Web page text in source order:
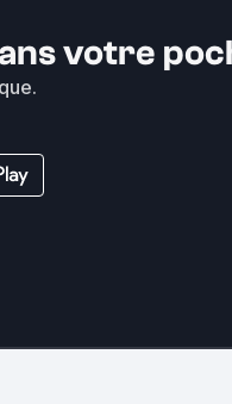
votre